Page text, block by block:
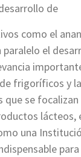
de
como el
el
frigoríficos y
que se
lácteos,
una